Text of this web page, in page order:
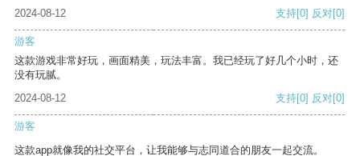
2024-08-12 支持[0] 反对[0]
游客
这款游戏非常好玩，画面精美，玩法丰富。我已经玩了好几个小时，还
没有玩腻。
2024-08-12
支持[0] 反对[0]
游客
这款app就像我的社交平台，让我能够与志同道合的朋友一起交流。